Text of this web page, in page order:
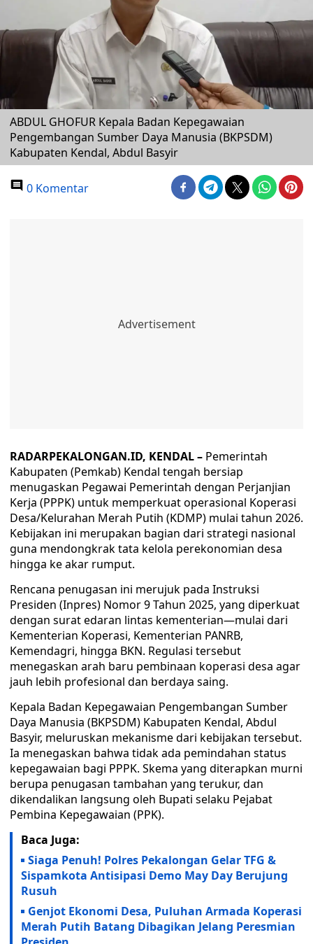
ABDUL GHOFUR Kepala Badan Kepegawaian
Pengembangan Sumber Daya Manusia (BKPSDM)
Kabupaten Kendal, Abdul Basyir
0 Komentar
RADARPEKALONGAN.ID, KENDAL – Pemerintah
Kabupaten (Pemkab) Kendal tengah bersiap
menugaskan Pegawai Pemerintah dengan Perjanjian
Kerja (PPPK) untuk memperkuat operasional Koperasi
Desa/Kelurahan Merah Putih (KDMP) mulai tahun 2026.
Kebijakan ini merupakan bagian dari strategi nasional
guna mendongkrak tata kelola perekonomian desa
hingga ke akar rumput.
Rencana penugasan ini merujuk pada Instruksi
Presiden (Inpres) Nomor 9 Tahun 2025, yang diperkuat
dengan surat edaran lintas kementerian—mulai dari
Kementerian Koperasi, Kementerian PANRB,
Kemendagri, hingga BKN. Regulasi tersebut
menegaskan arah baru pembinaan koperasi desa agar
jauh lebih profesional dan berdaya saing.
Kepala Badan Kepegawaian Pengembangan Sumber
Daya Manusia (BKPSDM) Kabupaten Kendal, Abdul
Basyir, meluruskan mekanisme dari kebijakan tersebut.
Ia menegaskan bahwa tidak ada pemindahan status
kepegawaian bagi PPPK. Skema yang diterapkan murni
berupa penugasan tambahan yang terukur, dan
dikendalikan langsung oleh Bupati selaku Pejabat
Pembina Kepegawaian (PPK).
Baca Juga:
Siaga Penuh! Polres Pekalongan Gelar TFG &
Sispamkota Antisipasi Demo May Day Berujung
Rusuh
Genjot Ekonomi Desa, Puluhan Armada Koperasi
Merah Putih Batang Dibagikan Jelang Peresmian